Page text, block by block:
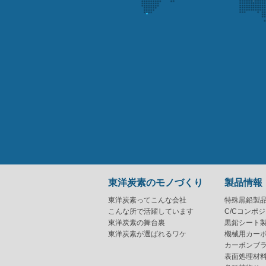
東洋炭素のモノづくり
東洋炭素ってこんな会社
こんな所で活躍しています
東洋炭素の舞台裏
東洋炭素が選ばれるワケ
製品情報
特殊黒鉛製
C/Cコンポ
黒鉛シート
機械用カー
カーボンブ
表面処理材